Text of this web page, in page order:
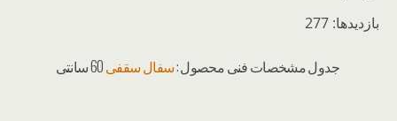
بازدیدها: 277
جدول مشخصات فنی محصول :سفال سقفی